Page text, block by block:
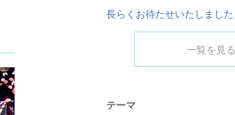
長らくお待たせいたしました
一覧を見る
テーマ